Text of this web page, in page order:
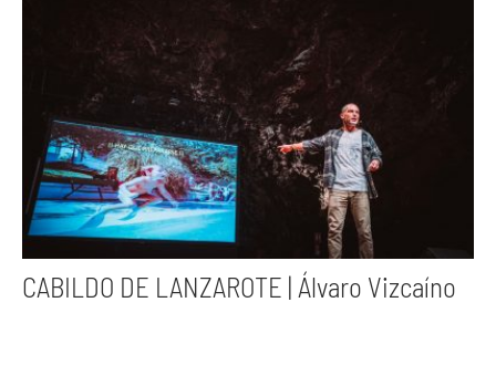
CABILDO DE LANZAROTE | Álvaro Vizcaíno